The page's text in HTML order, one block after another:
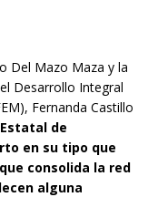
Del Mazo Maza y la
Desarrollo Integral
Fernanda Castillo
de
en su tipo que
consolida la red
alguna